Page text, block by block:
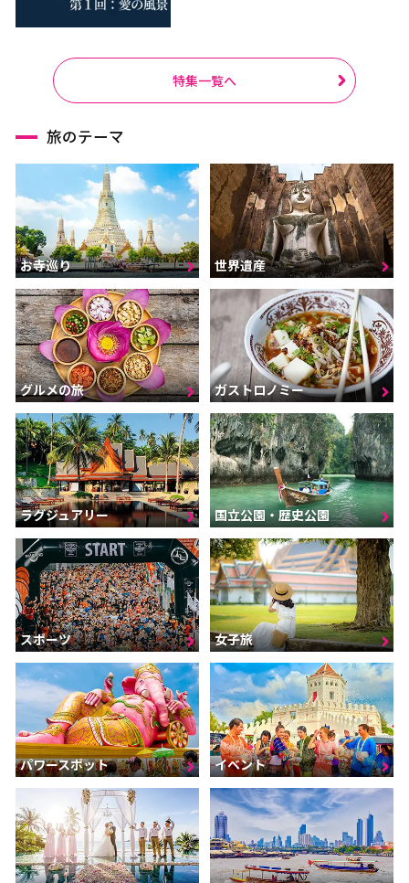
特集一覧へ
旅のテーマ
お寺巡り 世界遺産
グルメの旅 ガストロノミー
ラグジュアリー 国立公園・歴史公園
スポーツ 女子旅
パワースポット イベント